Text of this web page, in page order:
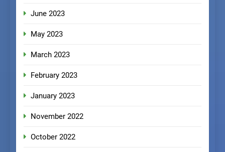
June 2023
May 2023
March 2023
February 2023
January 2023
November 2022
October 2022